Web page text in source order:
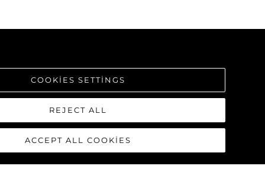
COOKIES SETTINGS
REJECT ALL
ACCEPT ALL COOKIES